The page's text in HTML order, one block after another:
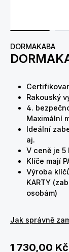
DORMAKABA
Rakouský
4.
Maximální
Ideální
aj.
V ceně je
Klíče mají
Výroba klíčů
KARTY
osobám)
Jak správně
1 730,00 Kč